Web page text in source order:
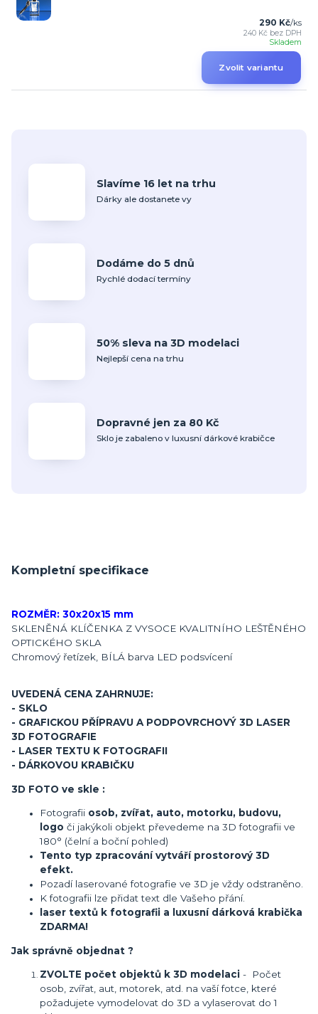
290 Kč/ks
240 Kč bez DPH
Skladem
Zvolit variantu
Slavíme 16 let na trhu
Dárky ale dostanete vy
Dodáme do 5 dnů
Rychlé dodací termíny
50% sleva na 3D modelaci
Nejlepší cena na trhu
Dopravné jen za 80 Kč
Sklo je zabaleno v luxusní dárkové krabičce
Kompletní specifikace
ROZMĚR: 30x20x15 mm
SKLENĚNÁ KLÍČENKA Z VYSOCE KVALITNÍHO LEŠTĚNÉHO
OPTICKÉHO SKLA
Chromový řetízek, BÍLÁ barva LED podsvícení
UVEDENÁ CENA ZAHRNUJE:
- SKLO
- GRAFICKOU PŘÍPRAVU A PODPOVRCHOVÝ 3D LASER
3D FOTOGRAFIE
- LASER TEXTU K FOTOGRAFII
- DÁRKOVOU KRABIČKU
3D FOTO ve skle :
Fotografii osob, zvířat, auto, motorku, budovu,
logo či jakýkoli objekt převedeme na 3D fotografii ve
180° (čelní a boční pohled)
Tento typ zpracování vytváří prostorový 3D
efekt.
Pozadí laserované fotografie ve 3D je vždy odstraněno.
K fotografii lze přidat text dle Vašeho přání.
laser textů k fotografii a luxusní dárková krabička
ZDARMA!
Jak správně objednat ?
ZVOLTE počet objektů k 3D modelaci - Počet
osob, zvířat, aut, motorek, atd. na vaší fotce, které
požadujete vymodelovat do 3D a vylaserovat do 1